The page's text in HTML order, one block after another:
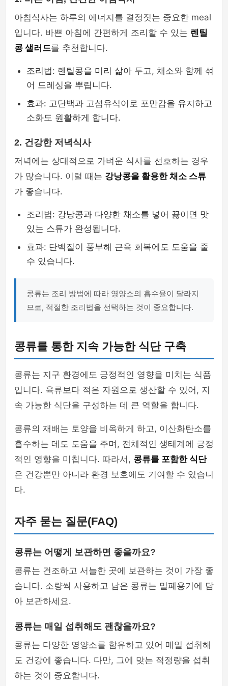
아침식사는 하루의 에너지를 결정짓는 중요한 meal
입니다. 바쁜 아침에 간편하게 조리할 수 있는 렌틸
콩 샐러드를 추천합니다.
조리법: 렌틸콩을 미리 삶아 두고, 채소와 함께 섞
어 드레싱을 뿌립니다.
효과: 고단백과 고섬유식이로 포만감을 유지하고
소화도 원활하게 합니다.
2. 건강한 저녁식사
저녁에는 상대적으로 가벼운 식사를 선호하는 경우
가 많습니다. 이럴 때는 강낭콩을 활용한 채소 스튜
가 좋습니다.
조리법: 강낭콩과 다양한 채소를 넣어 끓이면 맛
있는 스튜가 완성됩니다.
효과: 단백질이 풍부해 근육 회복에도 도움을 줄
수 있습니다.
콩류는 조리 방법에 따라 영양소의 흡수율이 달라지
므로, 적절한 조리법을 선택하는 것이 중요합니다.
콩류를 통한 지속 가능한 식단 구축
콩류는 지구 환경에도 긍정적인 영향을 미치는 식품
입니다. 육류보다 적은 자원으로 생산할 수 있어, 지
속 가능한 식단을 구성하는 데 큰 역할을 합니다.
콩류의 재배는 토양을 비옥하게 하고, 이산화탄소를
흡수하는 데도 도움을 주며, 전체적인 생태계에 긍정
적인 영향을 미칩니다. 따라서, 콩류를 포함한 식단
은 건강뿐만 아니라 환경 보호에도 기여할 수 있습니
다.
자주 묻는 질문(FAQ)
콩류는 어떻게 보관하면 좋을까요?
콩류는 건조하고 서늘한 곳에 보관하는 것이 가장 좋
습니다. 소량씩 사용하고 남은 콩류는 밀폐용기에 담
아 보관하세요.
콩류는 매일 섭취해도 괜찮을까요?
콩류는 다양한 영양소를 함유하고 있어 매일 섭취해
도 건강에 좋습니다. 다만, 그에 맞는 적정량을 섭취
하는 것이 중요합니다.